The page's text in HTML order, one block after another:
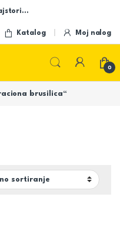
Katalog Moj nalog
0
brusilica“